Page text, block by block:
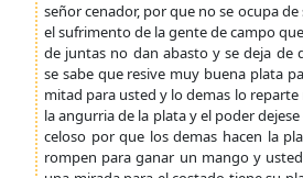
señor cenador, por que no se ocupa
el sufrimento de la gente de campo
de juntas no dan abasto y se deja de
se sabe que resive muy buena plata
mitad para usted y lo demas lo
la angurria de la plata y el poder
celoso por que los demas hacen la
rompen para ganar un mango y